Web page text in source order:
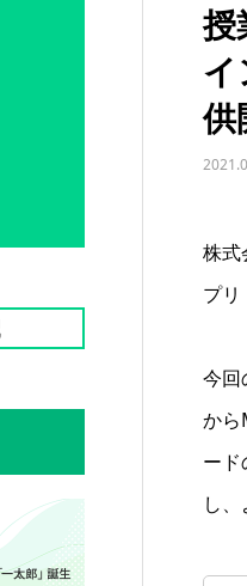
授
イ
供
株式
プ
今回
から
ー
し